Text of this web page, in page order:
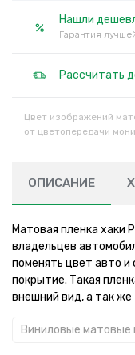
Нашли
Гарантия
Рассчитать
Цвет изображений
от цветопередачи
ОПИСАНИЕ
Матовая пленка хаки
владельцев
поменять цвет авто и
покрытие. Такая
внешний вид, а так
Виниловые матовые